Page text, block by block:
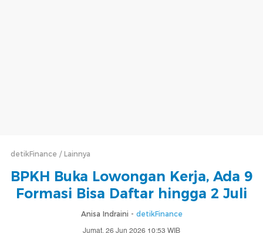
detikFinance Lainnya
BPKH Buka Lowongan Kerja, Ada 9
Formasi Bisa Daftar hingga 2 Juli
Anisa Indraini - detikFinance